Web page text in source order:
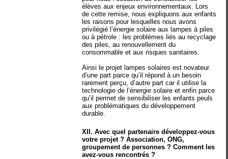
élèves aux enjeux environnementaux. Lors
de cette remise, nous expliquons aux enfants
les raisons pour lesquelles nous avons
privilégié l’énergie solaire aux lampes à piles
ou à pétrole : les problèmes liés au recyclage
des piles, au renouvellement du
consommable et aux risques sanitaires.
Ainsi le projet lampes solaires est novateur
d’une part parce qu’il répond à un besoin
rarement perçu, d’autre part car il utilise la
technologie de l’énergie solaire et enfin parce
qu’il permet de sensibiliser les enfants peuls
aux problématiques du développement
durable.
XII. Avec quel partenaire développez-vous
votre projet ? Association, ONG,
groupement de personnes ? Comment les
avez-vous rencontrés ?